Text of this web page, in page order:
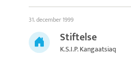
31. december 1999
Stiftelse
K.S.I.P. Kangaatsiaq